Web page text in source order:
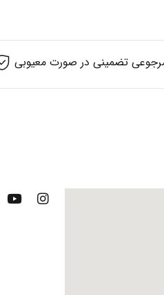
تضمینی در صورت معیوبی